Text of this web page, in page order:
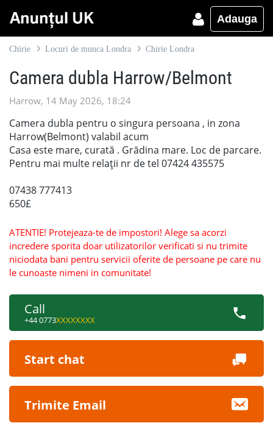
Adauga
Chirie Locuri de munca Londra Chirie Londra
Camera dubla Harrow/Belmont
Harrow, 14 May 2026, 18:24
Camera dubla pentru o singura persoana , in zona
Harrow(Belmont) valabil acum
Casa este mare, curată . Grădina mare. Loc de parcare.
Pentru mai multe relații nr de tel 07424 435575
07438 777413
650£
ATENTIE! Protejeaza-te de impostori! Alege sa acorzi
incredere sporita doar utilizatorilor verificati si nu trimite
niciodata bani pentru servicii oferite de persoane pe care nu
le cunoaste nimeni in comunitate!
Call
+44 0773XXXXXXXX
Start chat
Trimite Email